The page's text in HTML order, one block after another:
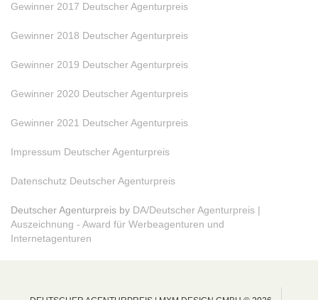
Gewinner 2017 Deutscher Agenturpreis
Gewinner 2018 Deutscher Agenturpreis
Gewinner 2019 Deutscher Agenturpreis
Gewinner 2020 Deutscher Agenturpreis
Gewinner 2021 Deutscher Agenturpreis
Impressum Deutscher Agenturpreis
Datenschutz Deutscher Agenturpreis
Deutscher Agenturpreis by DA/Deutscher Agenturpreis |
Auszeichnung - Award für Werbeagenturen und
Internetagenturen